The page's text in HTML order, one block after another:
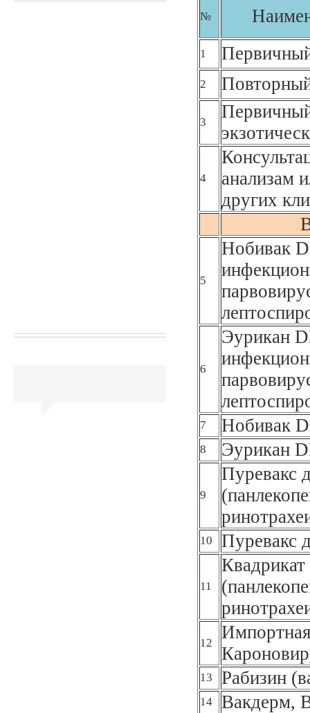
№
1
2
3
4
анализам
других
5
Нобивак
6
Эурикан
7 Нобивак
8 Эурикан
9
Пуревакс
10 Пуревакс
11
12
13 Рабизин
14 Вакдерм,